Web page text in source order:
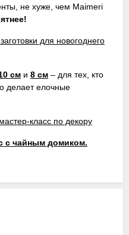
не хуже, чем Maimeri
см и 8 см – для тех, кто
делает елочные
с чайным домиком.